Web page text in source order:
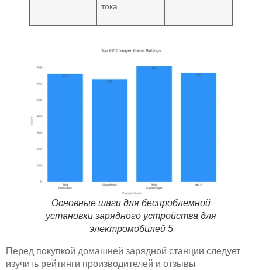
тока
Основные шаги для беспроблемной
установки зарядного устройства для
электромобилей 5
Перед покупкой домашней зарядной станции следует
изучить рейтинги производителей и отзывы